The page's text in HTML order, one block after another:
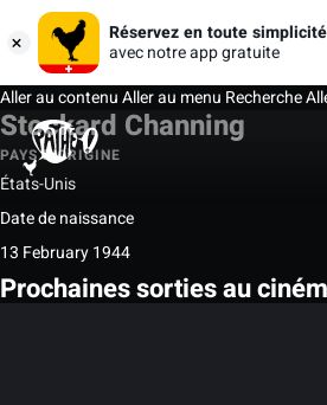
Réservez en toute simplicité
avec notre app gratuite
Aller au contenuAller au menu Recherche
Stockard Channing
PAYS D'ORIGINE
États-Unis
Date de naissance
13 February 1944
Prochaines sorties au